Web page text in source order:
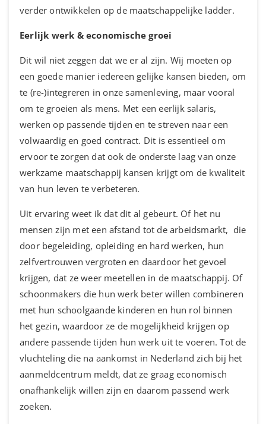
verder ontwikkelen op de maatschappelijke ladder.
Eerlijk werk & economische groei
Dit wil niet zeggen dat we er al zijn. Wij moeten op
een goede manier iedereen gelijke kansen bieden, om
te (re-)integreren in onze samenleving, maar vooral
om te groeien als mens. Met een eerlijk salaris,
werken op passende tijden en te streven naar een
volwaardig en goed contract. Dit is essentieel om
ervoor te zorgen dat ook de onderste laag van onze
werkzame maatschappij kansen krijgt om de kwaliteit
van hun leven te verbeteren.
Uit ervaring weet ik dat dit al gebeurt. Of het nu
mensen zijn met een afstand tot de arbeidsmarkt, die
door begeleiding, opleiding en hard werken, hun
zelfvertrouwen vergroten en daardoor het gevoel
krijgen, dat ze weer meetellen in de maatschappij. Of
schoonmakers die hun werk beter willen combineren
met hun schoolgaande kinderen en hun rol binnen
het gezin, waardoor ze de mogelijkheid krijgen op
andere passende tijden hun werk uit te voeren. Tot de
vluchteling die na aankomst in Nederland zich bij het
aanmeldcentrum meldt, dat ze graag economisch
onafhankelijk willen zijn en daarom passend werk
zoeken.